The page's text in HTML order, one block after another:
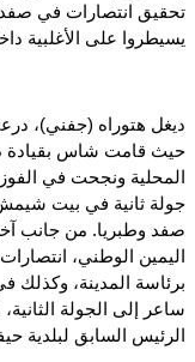
تحقيق انتصارات في
يسيطروا على الأغلبية
ديغل هتوراه (جفني)،
حيث قامت شاس بقيادة
المحلية ونجحت في
جولة ثانية في بيت
صفد وطبريا. من جانب
اليمين الوطني،
برئاسة المدينة، وكذلك
ساعر إلى الجولة
الرئيس السابق لبلدية